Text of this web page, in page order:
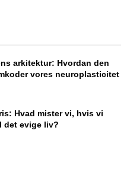
arkitektur: Hvordan den
vores neuroplasticitet
Hvad mister vi, hvis vi
det evige liv?